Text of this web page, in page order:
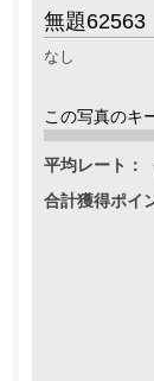
無題62563
なし
この写真のキ
平均レート：
合計獲得ポイ